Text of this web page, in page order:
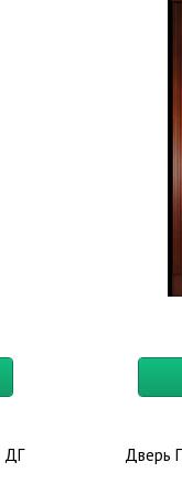
рисунком и
так как требует
склеенные между
квартирах,
дополняют стиль
обеспечивает
ДГ Дверь